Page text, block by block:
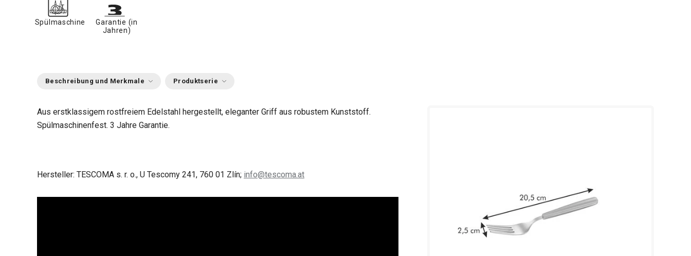
Spülmaschine
Garantie (in
Jahren)
Beschreibung und Merkmale Produktserie
Aus erstklassigem rostfreiem Edelstahl hergestellt, eleganter Griff aus robustem Kunststoff.
Spülmaschinenfest. 3 Jahre Garantie.
Hersteller: TESCOMA s. r. o., U Tescomy 241, 760 01 Zlín; info@tescoma.at